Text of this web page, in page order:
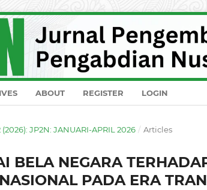
ABOUT REGISTER LOGIN
(2026): JP2N: JANUARI-APRIL 2026 / Articles
BELA NEGARA
PADA ERA